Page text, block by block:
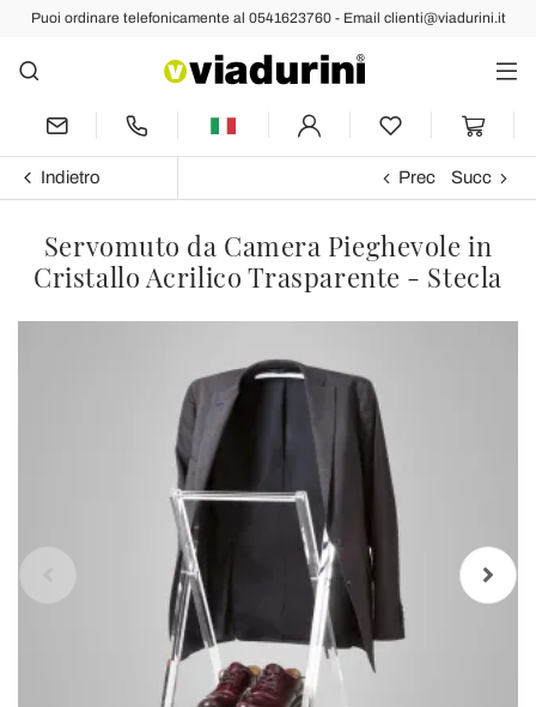
Puoi ordinare telefonicamente al 0541623760 - Email clienti@viadurini.it
Indietro Prec Succ
Servomuto da Camera Pieghevole in
Cristallo Acrilico Trasparente - Stecla